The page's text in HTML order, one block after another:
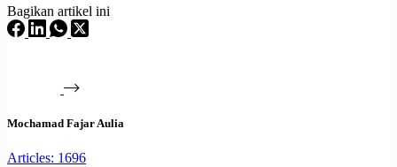
Bagikan artikel ini
Mochamad Fajar Aulia
Articles: 1696